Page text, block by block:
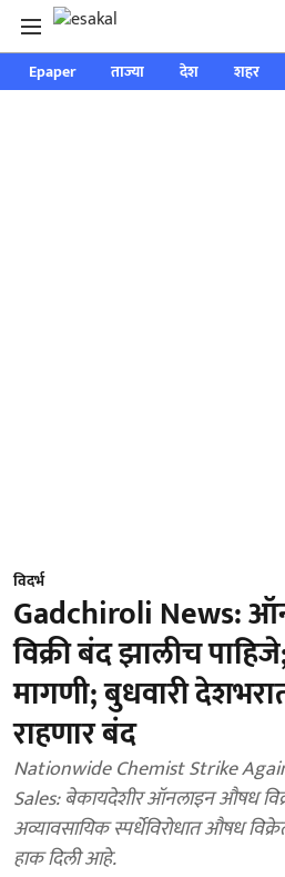
Epaper ताज्या देश शहर
विदर्भ
Gadchiroli News:
विक्री बंद झालीच
मागणी; बुधवारी
राहणार बंद
Nationwide Chemist Strike
Sales: बेकायदेशीर ऑनलाइन औषध
अव्यावसायिक स्पर्धेविरोधात औषध
हाक दिली आहे.